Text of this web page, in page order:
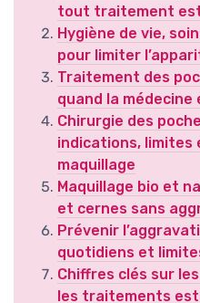
tout traitement
Hygiène de vie,
pour limiter
Traitement des
quand la
Chirurgie des
indications, limites
maquillage
Maquillage bio et
et cernes sans
Prévenir
quotidiens et
Chiffres clés sur
les traitements